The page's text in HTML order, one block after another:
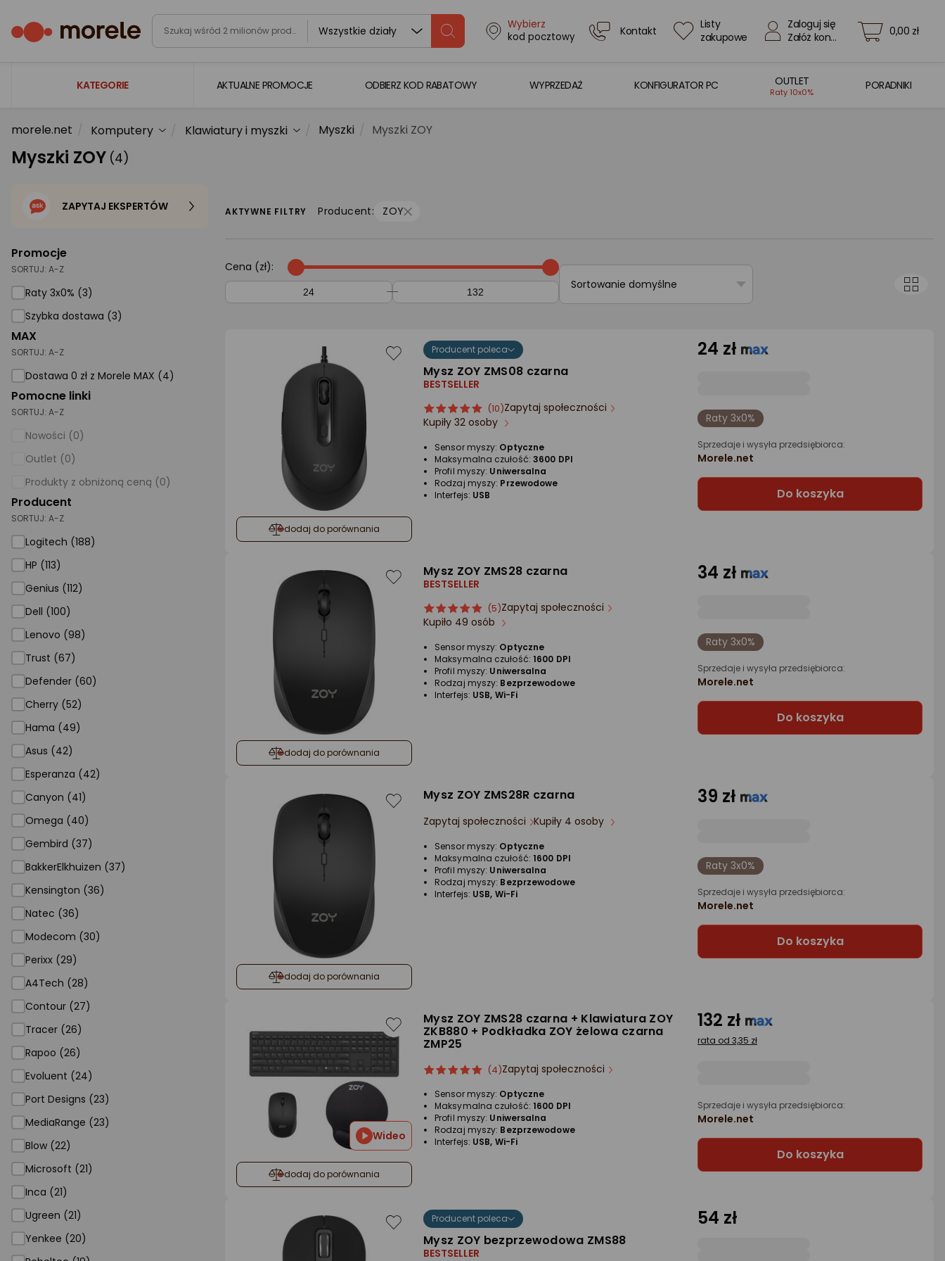
Wszystkie działy
Wybierz
kod pocztowy
Kontakt
Listy
zakupowe
Zaloguj się
Załóż konto
0,00 zł
KATEGORIE
Laptopy
Komputery
Gaming
Telewizory i audio
Foto i kamery
AGD duże
AGD małe
Biuro i firma
Sport i turystyka
Zabawki i dziecko
Supermarket
Strefa marek
AKTUALNE PROMOCJE ODBIERZ KOD RABATOWY WYPRZEDAŻ KONFIGURATOR PC OUTLET
Raty 10x0%
PORADNIKI
morele.net Komputery Klawiatury i myszki Myszki Myszki ZOY
Myszki ZOY (4)
Promocje
SORTUJ: A-Z
Raty 3x0% (3)
Szybka dostawa (3)
MAX
SORTUJ: A-Z
Dostawa 0 zł z Morele MAX (4)
Pomocne linki
SORTUJ: A-Z
Nowości (0)
Outlet (0)
Produkty z obniżoną ceną (0)
Producent
SORTUJ: A-Z
Logitech (188)
HP (113)
Genius (112)
Dell (100)
Lenovo (98)
Trust (67)
Defender (60)
Cherry (52)
Hama (49)
Asus (42)
Esperanza (42)
Canyon (41)
Omega (40)
Gembird (37)
BakkerElkhuizen (37)
Kensington (36)
Natec (36)
Modecom (30)
Perixx (29)
A4Tech (28)
Contour (27)
Tracer (26)
Rapoo (26)
Evoluent (24)
Port Designs (23)
MediaRange (23)
Blow (22)
Microsoft (21)
Inca (21)
Ugreen (21)
Yenkee (20)
ZAPYTAJ EKSPERTÓW AKTYWNE FILTRY Producent: ZOY
Cena (zł):
Sortowanie domyślne
dodaj do porównania
Producent poleca
Mysz ZOY ZMS08 czarna
BESTSELLER
ocena
produktu
gwiazdki
Ocena
produktu
(10)Zapytaj społeczności
Kupiły 32 osoby
Sensor myszy: Optyczne
Maksymalna czułość: 3600 DPI
Profil myszy: Uniwersalna
Rodzaj myszy: Przewodowe
Interfejs: USB
24 zł
Raty 3x0%
Sprzedaje i wysyła przedsiębiorca:
Morele.net
Do koszyka
dodaj do porównania
Mysz ZOY ZMS28 czarna
BESTSELLER
ocena
produktu
gwiazdki
Ocena
produktu
(5)Zapytaj społeczności
Kupiło 49 osób
Sensor myszy: Optyczne
Maksymalna czułość: 1600 DPI
Profil myszy: Uniwersalna
Rodzaj myszy: Bezprzewodowe
Interfejs: USB, Wi-Fi
34 zł
Raty 3x0%
Sprzedaje i wysyła przedsiębiorca:
Morele.net
Do koszyka
dodaj do porównania
Mysz ZOY ZMS28R czarna
Zapytaj społeczności Kupiły 4 osoby
Sensor myszy: Optyczne
Maksymalna czułość: 1600 DPI
Profil myszy: Uniwersalna
Rodzaj myszy: Bezprzewodowe
Interfejs: USB, Wi-Fi
39 zł
Raty 3x0%
Sprzedaje i wysyła przedsiębiorca:
Morele.net
Do koszyka
Wideo
dodaj do porównania
Mysz ZOY ZMS28 czarna + Klawiatura ZOY
ZKB880 + Podkładka ZOY żelowa czarna
ZMP25
ocena
5/5
gwiazdki
Ocena
(4)Zapytaj społeczności
Sensor myszy: Optyczne
Maksymalna czułość: 1600 DPI
Profil myszy: Uniwersalna
Rodzaj myszy: Bezprzewodowe
Interfejs: USB, Wi-Fi
132 zł
rata od 3,35 zł
Sprzedaje i wysyła przedsiębiorca:
Morele.net
Do koszyka
Producent poleca
Mysz ZOY bezprzewodowa ZMS88
BESTSELLER
54 zł